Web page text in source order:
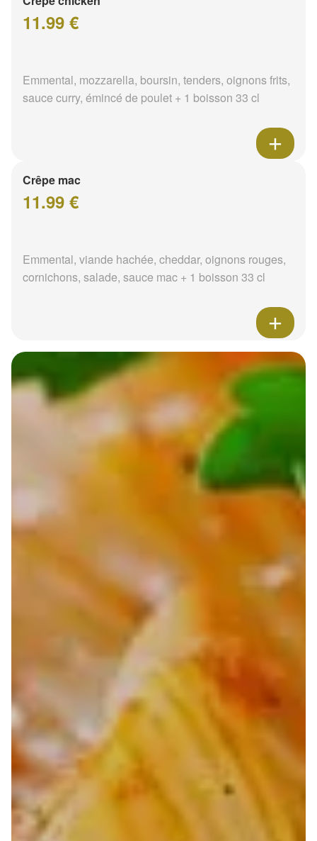
11.99 €
Emmental, mozzarella, boursin, tenders, oignons frits,
sauce curry, émincé de poulet + 1 boisson 33 cl
Crêpe mac
11.99 €
Emmental, viande hachée, cheddar, oignons rouges,
cornichons, salade, sauce mac + 1 boisson 33 cl